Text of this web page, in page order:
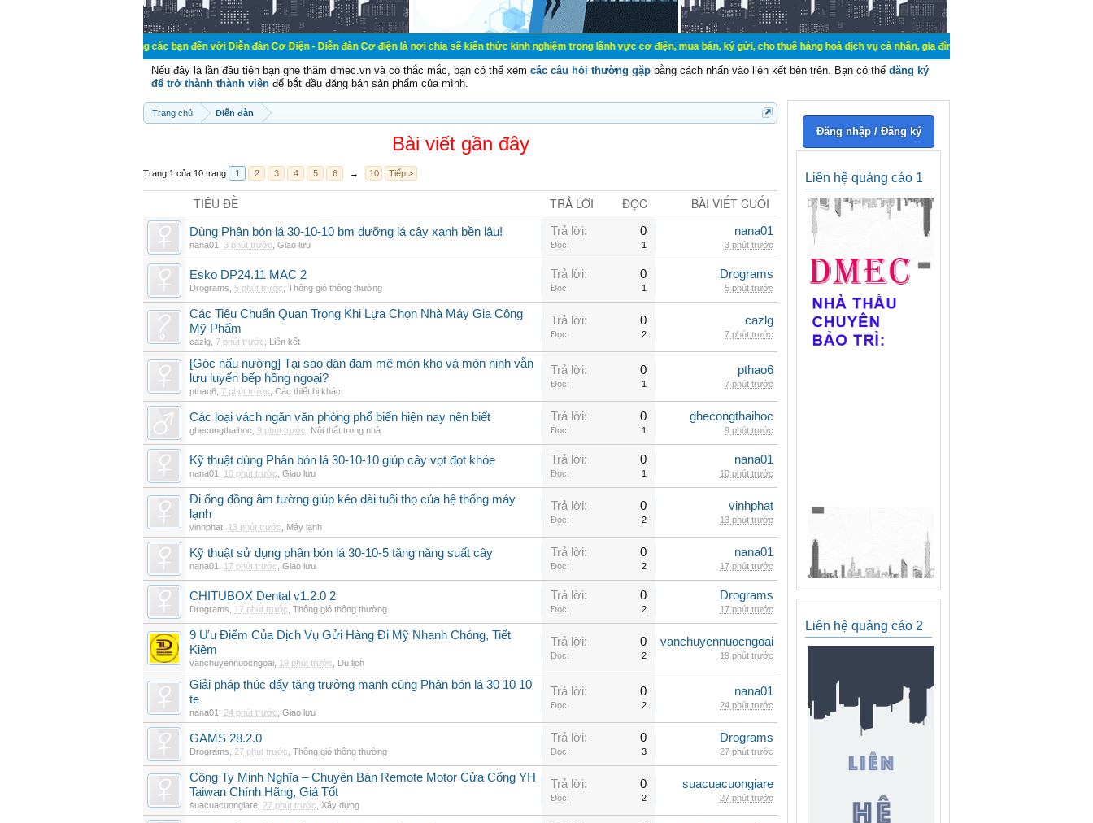
Chào mừng các bạn đến với Diễn đàn Cơ Điện - Diễn đàn Cơ điện là nơi chia sẽ kiến thức kinh nghiệm trong lãnh vực cơ điện, mua bán, ký gửi, cho thuê hàng hoá dịch vụ cá nhân, gia đình. Mua bán, ký gửi, cho thuê thiết bị hệ
Nếu đây là lần đầu tiên bạn ghé thăm dmec.vn và có thắc mắc, bạn có thể xem các câu hỏi thường gặp bằng cách nhấn vào liên kết bên trên. Bạn có thể đăng ký
để trở thành thành viên để bắt đầu đăng bán sản phẩm của mình.
Trang chủ Diễn đàn
Bài viết gần đây
Trang 1 của 10 trang 1 2 3 4 5 6 → 10 Tiếp >
TIÊU ĐỀ TRẢ LỜI ĐỌC BÀI VIẾT CUỐI
Dùng Phân bón lá 30-10-10 bm dưỡng lá cây xanh bền lâu!
nana01 3 phút trước Giao lưu
Trả lời: 0
Đọc: 1
nana01
3 phút trước
Esko DP24.11 MAC 2
Drograms 5 phút trước Thông gió thông thường
Trả lời: 0
Đọc: 1
Drograms
5 phút trước
Các Tiêu Chuẩn Quan Trọng Khi Lựa Chọn Nhà Máy Gia Công
Mỹ Phẩm
cazlg 7 phút trước Liên kết
Trả lời: 0
Đọc: 2
cazlg
7 phút trước
[Góc nấu nướng] Tại sao dân đam mê món kho và món ninh vẫn
lưu luyến bếp hồng ngoại?
pthao6 7 phút trước Các thiết bị khác
Trả lời: 0
Đọc: 1
pthao6
7 phút trước
Các loại vách ngăn văn phòng phổ biến hiện nay nên biết
ghecongthaihoc 9 phút trước Nội thất trong nhà
Trả lời: 0
Đọc: 1
ghecongthaihoc
9 phút trước
Kỹ thuật dùng Phân bón lá 30-10-10 giúp cây vọt đọt khỏe
nana01 10 phút trước Giao lưu
Trả lời: 0
Đọc: 1
nana01
10 phút trước
Đi ống đồng âm tường giúp kéo dài tuổi thọ của hệ thống máy
lạnh
vinhphat 13 phút trước Máy lạnh
Trả lời: 0
Đọc: 2
vinhphat
13 phút trước
Kỹ thuật sử dụng phân bón lá 30-10-5 tăng năng suất cây
nana01 17 phút trước Giao lưu
Trả lời: 0
Đọc: 2
nana01
17 phút trước
CHITUBOX Dental v1.2.0 2
Drograms 17 phút trước Thông gió thông thường
Trả lời: 0
Đọc: 2
Drograms
17 phút trước
9 Ưu Điểm Của Dịch Vụ Gửi Hàng Đi Mỹ Nhanh Chóng, Tiết
Kiệm
vanchuyennuocngoai 19 phút trước Du lịch
Trả lời: 0
Đọc: 2
vanchuyennuocngoai
19 phút trước
Giải pháp thúc đẩy tăng trưởng mạnh cùng Phân bón lá 30 10 10
te
nana01 24 phút trước Giao lưu
Trả lời: 0
Đọc: 2
nana01
24 phút trước
GAMS 28.2.0
Drograms 27 phút trước Thông gió thông thường
Trả lời: 0
Đọc: 3
Drograms
27 phút trước
Công Ty Minh Nghĩa – Chuyên Bán Remote Motor Cửa Cổng YH
Taiwan Chính Hãng, Giá Tốt
suacuacuongiare 27 phút trước Xây dựng
Trả lời: 0
Đọc: 2
suacuacuongiare
27 phút trước
Đăng nhập / Đăng ký
Liên hệ quảng cáo 1
Liên hệ quảng cáo 2